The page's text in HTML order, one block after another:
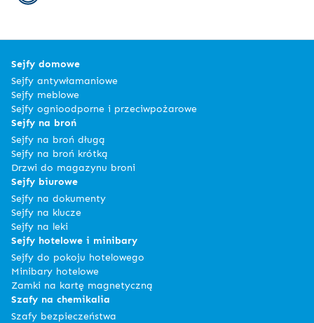
Sejfy domowe
Sejfy antywłamaniowe
Sejfy meblowe
Sejfy ognioodporne i przeciwpożarowe
Sejfy na broń
Sejfy na broń długą
Sejfy na broń krótką
Drzwi do magazynu broni
Sejfy biurowe
Sejfy na dokumenty
Sejfy na klucze
Sejfy na leki
Sejfy hotelowe i minibary
Sejfy do pokoju hotelowego
Minibary hotelowe
Zamki na kartę magnetyczną
Szafy na chemikalia
Szafy bezpieczeństwa